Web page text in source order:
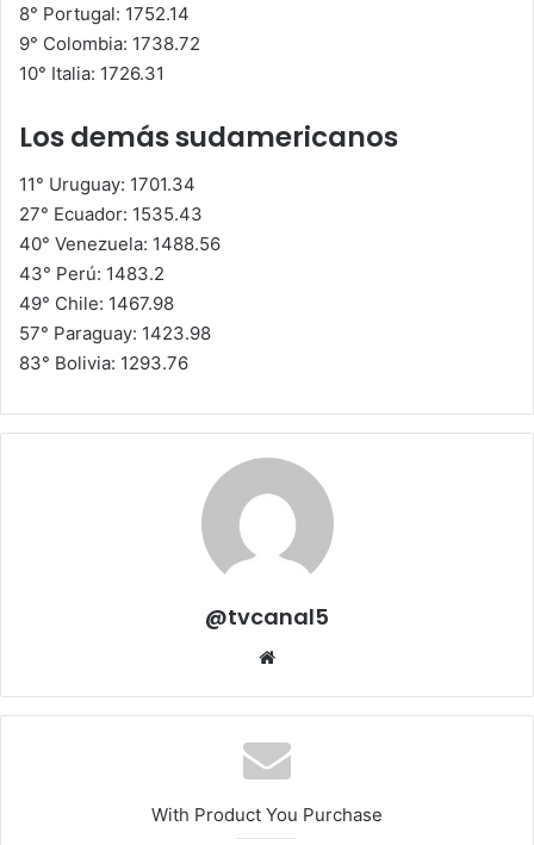
8° Portugal: 1752.14
9° Colombia: 1738.72
10° Italia: 1726.31
Los demás sudamericanos
11° Uruguay: 1701.34
27° Ecuador: 1535.43
40° Venezuela: 1488.56
43° Perú: 1483.2
49° Chile: 1467.98
57° Paraguay: 1423.98
83° Bolivia: 1293.76
@tvcanal5
With Product You Purchase